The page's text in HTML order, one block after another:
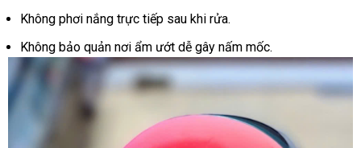
Không phơi nắng trực tiếp sau khi rửa.
Không bảo quản nơi ẩm ướt dễ gây nấm mốc.